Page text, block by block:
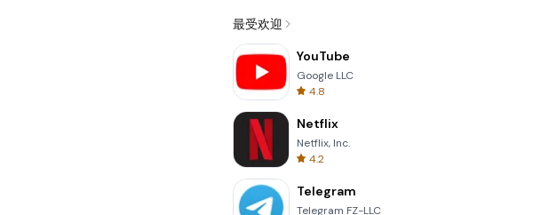
最受欢迎
YouTube
Google LLC
4.8
Netflix
Netflix, Inc.
4.2
Telegram
Telegram FZ-LLC